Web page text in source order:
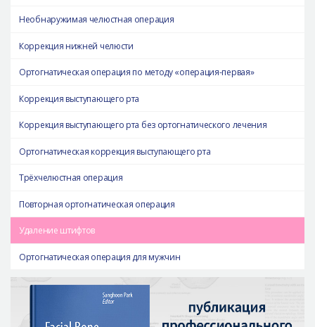
Необнаружимая челюстная операция
Коррекция нижней челюсти
Ортогнатическая операция по методу «операция-первая»
Коррекция выступающего рта
Коррекция выступающего рта без ортогнатического лечения
Ортогнатическая коррекция выступающего рта
Трёхчелюстная операция
Повторная ортогнатическая операция
Удаление штифтов
Ортогнатическая операция для мужчин